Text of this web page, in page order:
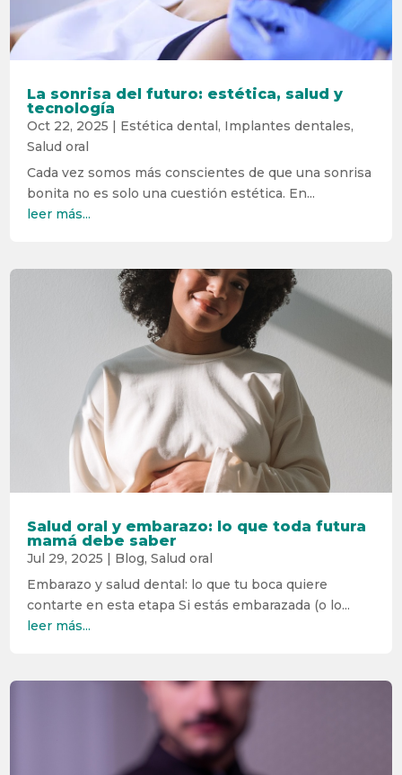
La sonrisa del futuro: estética, salud y
tecnología
Oct 22, 2025 | Estética dental, Implantes dentales,
Salud oral
Cada vez somos más conscientes de que una sonrisa
bonita no es solo una cuestión estética. En...
leer más...
Salud oral y embarazo: lo que toda futura
mamá debe saber
Jul 29, 2025 | Blog,Salud oral
Embarazo y salud dental: lo que tu boca quiere
contarte en esta etapa Si estás embarazada (o lo...
leer más...